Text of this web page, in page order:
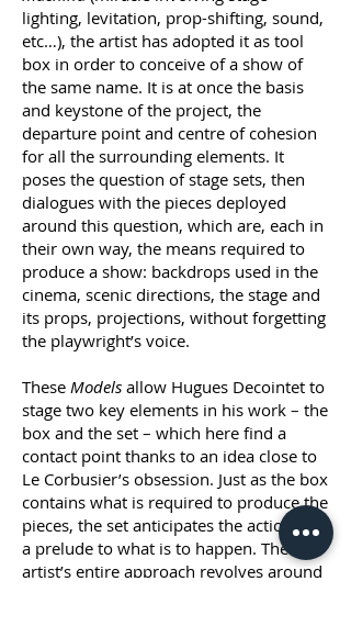
lighting, levitation, prop-shifting, sound,
etc…), the artist has adopted it as tool
box in order to conceive of a show of
the same name. It is at once the basis
and keystone of the project, the
departure point and centre of cohesion
for all the surrounding elements. It
poses the question of stage sets, then
dialogues with the pieces deployed
around this question, which are, each in
their own way, the means required to
produce a show: backdrops used in the
cinema, scenic directions, the stage and
its props, projections, without forgetting
the playwright’s voice.
These Models allow Hugues Decointet to
stage two key elements in his work – the
box and the set – which here find a
contact point thanks to an idea close to
Le Corbusier’s obsession. Just as the box
contains what is required to produce the
pieces, the set anticipates the action, as
a prelude to what is to happen. The
artist’s entire approach revolves around